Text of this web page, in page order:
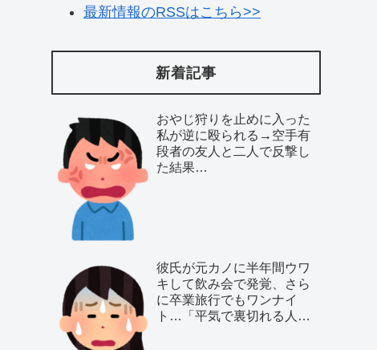
最新情報のRSSはこちら>>
新着記事
おやじ狩りを止めに入った
私が逆に殴られる→空手有
段者の友人と二人で反撃し
た結果…
彼氏が元カノに半年間ウワ
キして飲み会で発覚、さら
に卒業旅行でもワンナイ
ト…「平気で裏切れる人種